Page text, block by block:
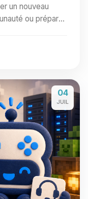
un nouveau
ou préparer
04
JUIL